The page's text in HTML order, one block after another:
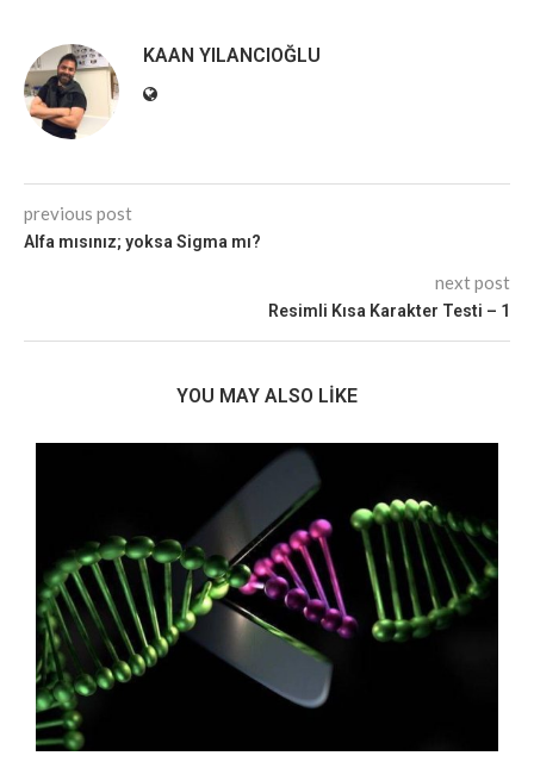
KAAN YILANCIOĞLU
previous post
Alfa mısınız; yoksa Sigma mı?
next post
Resimli Kısa Karakter Testi – 1
YOU MAY ALSO LIKE